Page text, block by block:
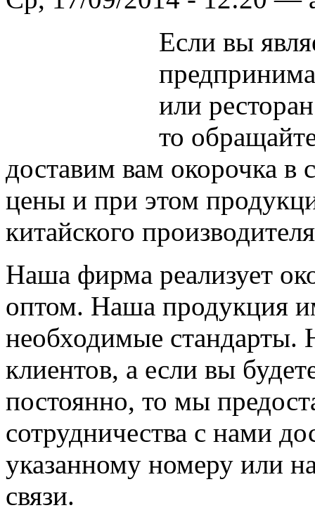
Если вы
или
то
доставим вам окорочка в
цены и при этом
китайского
Наша фирма реализует
оптом. Наша продукция
необходимые
клиентов, а если вы
постоянно, то мы
сотрудничества с нами
указанному номеру или
связи.